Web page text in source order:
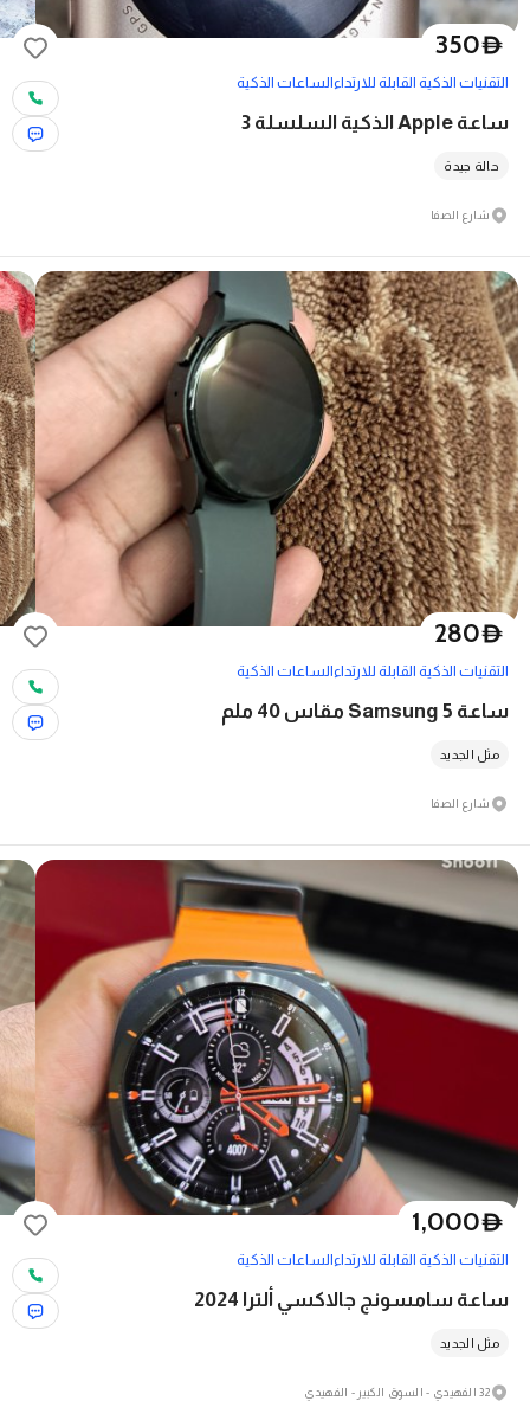
D
350
التقنيات الذكية القابلة للارتداءالساعات الذكية
ساعة Apple الذكية السلسلة 3
حالة جيدة
شارع الصفا
D
280
التقنيات الذكية القابلة للارتداءالساعات الذكية
ساعة Samsung 5 مقاس 40 ملم
مثل الجديد
شارع الصفا
D
1,000
التقنيات الذكية القابلة للارتداءالساعات الذكية
ساعة سامسونج جالاكسي ألترا 2024
مثل الجديد
32 الفهيدي - السوق الكبير - الفهيدي